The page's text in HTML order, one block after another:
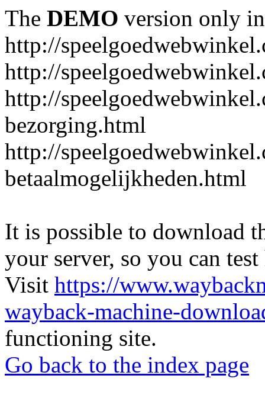
The DEMO version only
http://
http://
http://
bezorging.html
http://
betaalmogelijkheden.html
It is possible to download
your server, so you can
Visit https://
wayback-machine-
functioning site.
Go back to the index page